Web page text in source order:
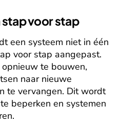
voor stap
een systeem niet in één
voor stap aangepast.
te bouwen,
naar nieuwe
te vervangen. Dit wordt
beperken en systemen